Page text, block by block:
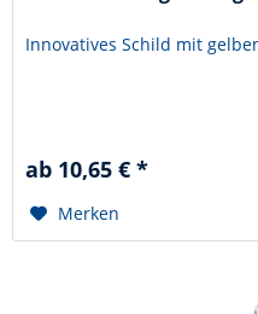
Innovatives Schild mit
ab 10,65 € *
Merken